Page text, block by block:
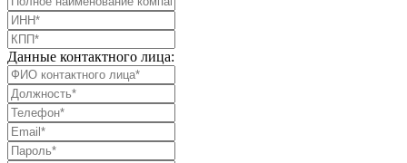
Данные контактного лица: